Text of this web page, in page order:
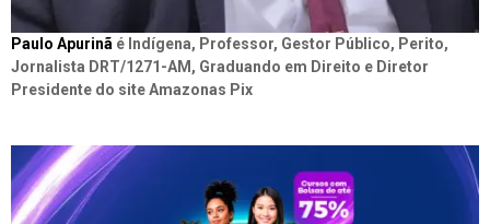
Paulo Apurinã é Indígena, Professor, Gestor Público, Perito,
Jornalista DRT/1271-AM, Graduando em Direito e Diretor
Presidente do site Amazonas Pix